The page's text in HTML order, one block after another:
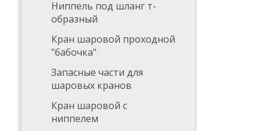
Ниппель под шланг т-
образный
Кран шаровой проходной
"бабочка"
Запасные части для
шаровых кранов
Кран шаровой с
ниппелем